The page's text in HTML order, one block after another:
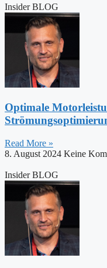
Insider BLOG
Optimale
Read More »
8. August 2024 Keine
Insider BLOG